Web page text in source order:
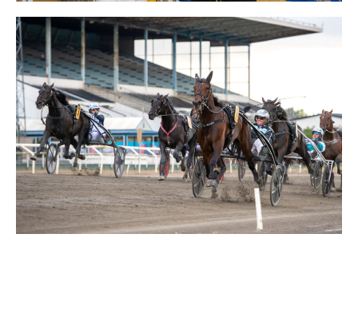
Åby Stora Pris 2026
Supertorsdag för företag
Supertorsdag
Ponnytravtävlingar
Ridsport
Om travskolan
Samarbetspartners
Licenskurser